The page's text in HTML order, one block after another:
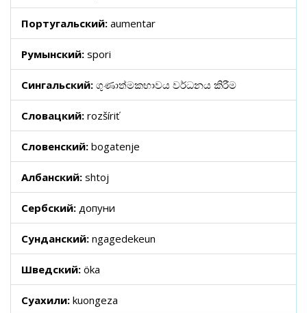
Португальский: aumentar
Румынский: spori
Сингальский: ගුණාත්මකභාවය වර්ධනය කිරීම
Словацкий: rozšíriť
Словенский: bogatenje
Албанский: shtoj
Сербский: допуни
Сунданский: ngagedekeun
Шведский: öka
Суахили: kuongeza